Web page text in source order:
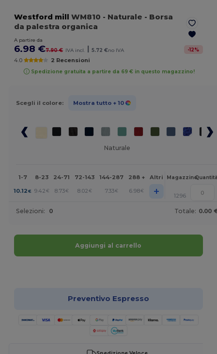
Westford mill WM810 - Naturale - Borsa
da palestra organica
A partire da
6.98 €7.90 € IVA incl. | 5.72 €no IVA -12%
4.0 2 Recensioni
Spedizione gratuita a partire da 69 € in questo magazzino!
Scegli il colore: Mostra tutto + 10
Naturale
1-7 8-23 24-71 72-143 144-287 288 + Altri Magazzino
10.12 € 9.42€ 8.73€ 8.02€ 7.33€ 6.98€ + 1296
Selezioni: 0 Totale: 0.00
Aggiungi al carrello
Preventivo Espresso